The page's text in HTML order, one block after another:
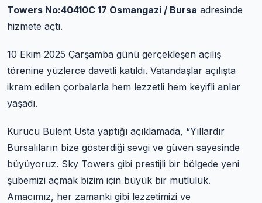
Towers No:40410C 17 Osmangazi / Bursa adresinde
hizmete açtı.
10 Ekim 2025 Çarşamba günü gerçekleşen açılış
törenine yüzlerce davetli katıldı. Vatandaşlar açılışta
ikram edilen çorbalarla hem lezzetli hem keyifli anlar
yaşadı.
Kurucu Bülent Usta yaptığı açıklamada, “Yıllardır
Bursalıların bize gösterdiği sevgi ve güven sayesinde
büyüyoruz. Sky Towers gibi prestijli bir bölgede yeni
şubemizi açmak bizim için büyük bir mutluluk.
Amacımız, her zamanki gibi lezzetimizi ve